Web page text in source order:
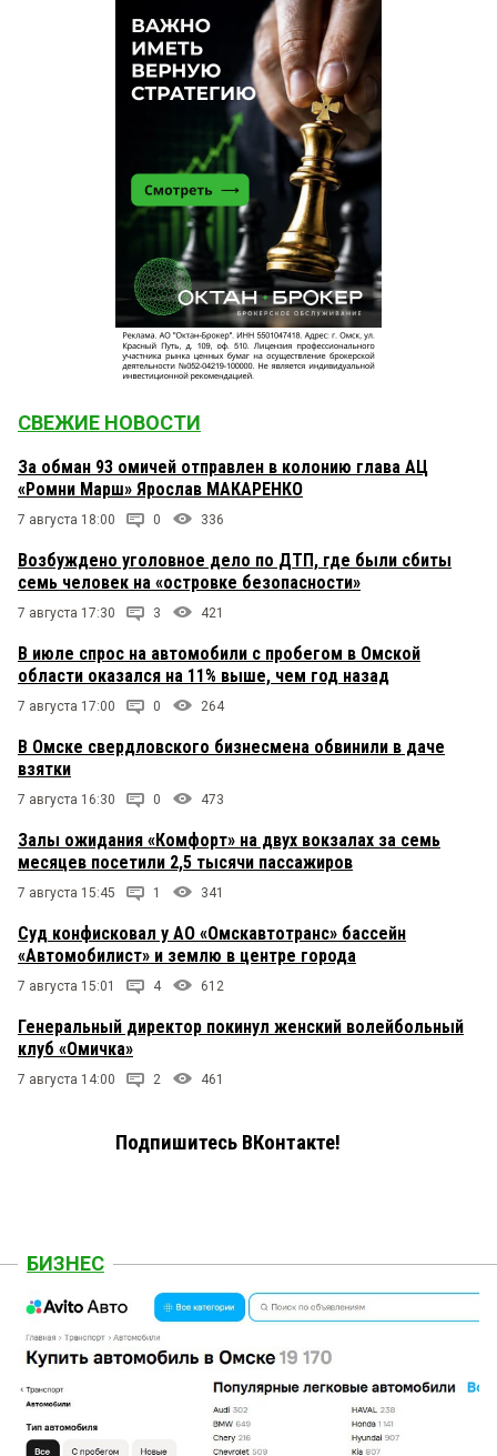
СВЕЖИЕ НОВОСТИ
За обман 93 омичей отправлен в колонию глава АЦ
«Ромни Марш» Ярослав МАКАРЕНКО
7 августа 18:00 0 336
Возбуждено уголовное дело по ДТП, где были сбиты
семь человек на «островке безопасности»
7 августа 17:30 3 421
В июле спрос на автомобили с пробегом в Омской
области оказался на 11% выше, чем год назад
7 августа 17:00 0 264
В Омске свердловского бизнесмена обвинили в даче
взятки
7 августа 16:30 0 473
Залы ожидания «Комфорт» на двух вокзалах за семь
месяцев посетили 2,5 тысячи пассажиров
7 августа 15:45 1 341
Суд конфисковал у АО «Омскавтотранс» бассейн
«Автомобилист» и землю в центре города
7 августа 15:01 4 612
Генеральный директор покинул женский волейбольный
клуб «Омичка»
7 августа 14:00 2 461
Подпишитесь ВКонтакте!
БИЗНЕС